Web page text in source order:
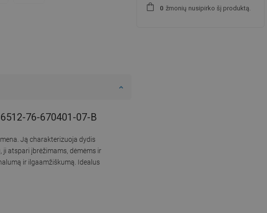
76-670401-07-B
Ją charakterizuoja dydis
atspari įbrėžimams, dėmėms ir
ir ilgaamžiškumą. Idealus
0 žmonių nusipirko šį produktą.